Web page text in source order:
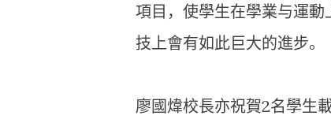
項目， 使學生在學業与運動
技上會有如此巨大的進步。
廖國煒校長亦祝賀2名學生